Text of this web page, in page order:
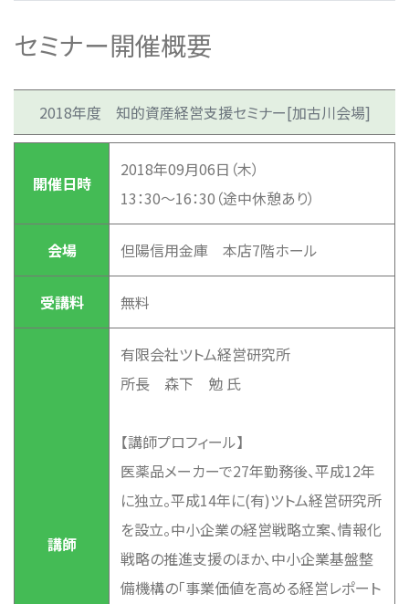
セミナー開催概要
2018年度 知的資産経営支援セミナー[加古川会場]
開催日時
2018年09月06日（木）
13：30～16：30（途中休憩あり）
会場 但陽信用金庫 本店7階ホール
受講料 無料
講師
有限会社ツトム経営研究所
所長 森下 勉 氏
【講師プロフィール】
医薬品メーカーで27年勤務後、平成12年
に独立。平成14年に(有)ツトム経営研究所
を設立。中小企業の経営戦略立案、情報化
戦略の推進支援のほか、中小企業基盤整
備機構の「事業価値を高める経営レポート